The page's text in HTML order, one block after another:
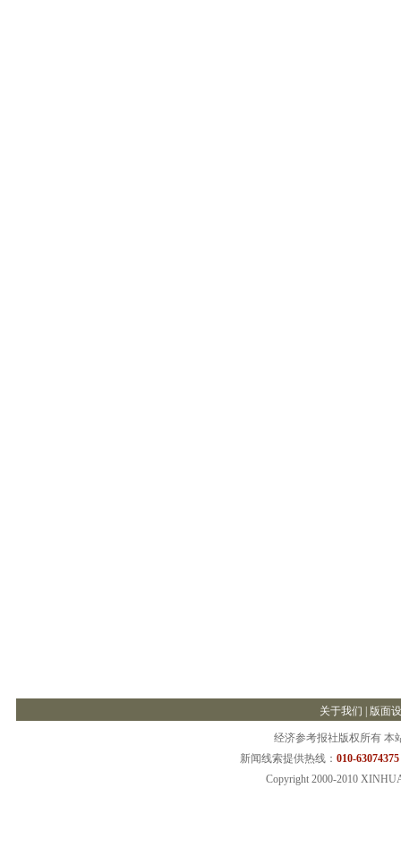
关于我们 版面
经济参考报社版权所有 本
新闻线索提供热线： 010-
Copyright 2000-2010